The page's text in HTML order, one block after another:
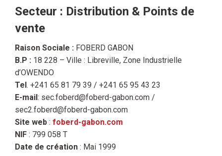
Secteur : Distribution & Points de
vente
Raison Sociale : FOBERD GABON
B.P : 18 228 – Ville : Libreville, Zone Industrielle
d’OWENDO
Tel. +241 65 81 79 39 / +241 65 95 43 23
E-mail: sec.foberd@foberd-gabon.com /
sec2.foberd@foberd-gabon.com
Site web : foberd-gabon.com
NIF : 799 058 T
Date de création : Mai 1999